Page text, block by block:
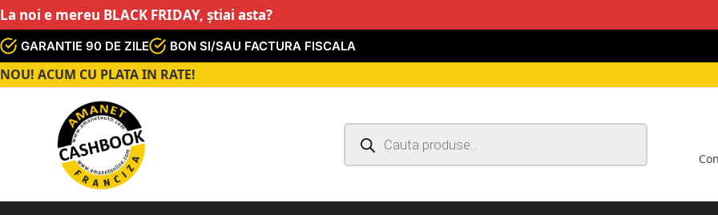
La noi e mereu BLACK FRIDAY, știai asta?
GARANTIE 90 DE ZILE BON SI/SAU FACTURA FISCALA
NOU! ACUM CU PLATA IN RATE!